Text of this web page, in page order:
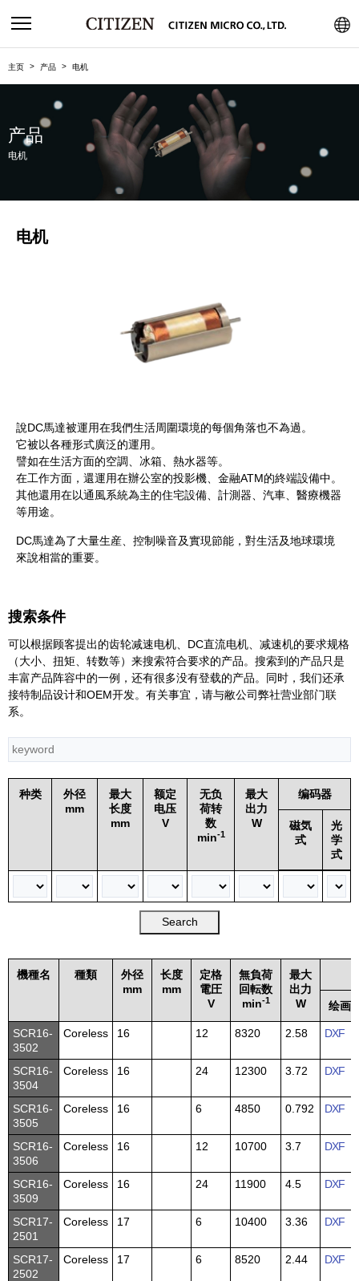
主页 产品 电机
产品
电机
电机
說DC馬達被運用在我們生活周圍環境的每個角落也不為過。
它被以各種形式廣泛的運用。
譬如在生活方面的空調、冰箱、熱水器等。
在工作方面，還運用在辦公室的投影機、金融ATM的終端設備中。
其他還用在以通風系統為主的住宅設備、計測器、汽車、醫療機器
等用途。
DC馬達為了大量生産、控制噪音及實現節能，對生活及地球環境
來說相當的重要。
搜索条件
可以根据顾客提出的齿轮减速电机、DC直流电机、减速机的要求规格
（大小、扭矩、转数等）来搜索符合要求的产品。搜索到的产品只是
丰富产品阵容中的一例，还有很多没有登载的产品。同时，我们还承
接特制品设计和OEM开发。有关事宜，请与敝公司弊社营业部门联
系。
种类
外径
mm
最大
长度
mm
额定
电压
V
无负
荷转
数
min-1
最大
出力
W
编码器
磁気
式
光
学
式
機種名 種類
外径
mm
长度
mm
定格
電圧
V
無負荷
回転数
min-1
最大
出力
W
绘画
SCR16-
3502
Coreless 16 12 8320 2.58 DXF
SCR16-
3504
Coreless 16 24 12300 3.72 DXF
SCR16-
3505
Coreless 16 6 4850 0.792 DXF
SCR16-
3506
Coreless 16 12 10700 3.7 DXF
SCR16-
3509
Coreless 16 24 11900 4.5 DXF
SCR17-
2501
Coreless 17 6 10400 3.36 DXF
SCR17-
2502
Coreless 17 6 8520 2.44 DXF